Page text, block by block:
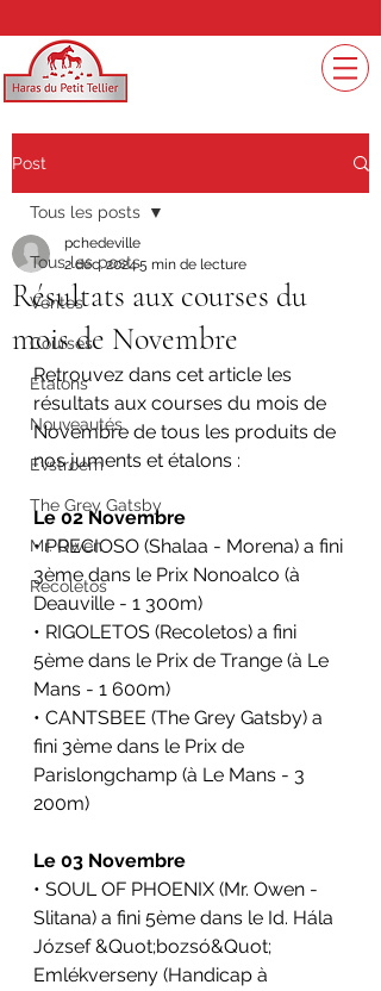
Post
Tous les posts
Ventes
Courses
Etalons
Nouveautés
Evstroem
The Grey Gatsby
Mr. Owen
Recoletos
Tous les posts
Résultats aux courses du
mois de Novembre
pchedeville
2 déc. 20245 min de lecture
Retrouvez dans cet article les
résultats aux courses du mois de
Novembre de tous les produits de
nos juments et étalons :
Le 02 Novembre
• PRECIOSO (Shalaa - Morena) a fini
3ème dans le Prix Nonoalco (à
Deauville - 1 300m)
• RIGOLETOS (Recoletos) a fini
5ème dans le Prix de Trange (à Le
Mans - 1 600m)
• CANTSBEE (The Grey Gatsby) a
fini 3ème dans le Prix de
Parislongchamp (à Le Mans - 3
200m)
Le 03 Novembre
• SOUL OF PHOENIX (Mr. Owen -
Slitana) a fini 5ème dans le Id. Hála
József &Quot;bozsó&Quot;
Emlékverseny (Handicap à